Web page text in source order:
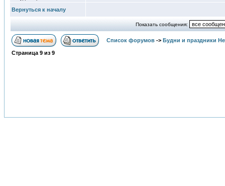
Вернуться к началу
Показать сообщения:
Список форумов -> Будни и праздники
Страница 9 из 9